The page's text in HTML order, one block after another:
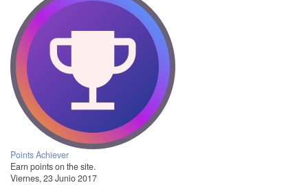
Points Achiever
Earn points on the site.
Viernes, 23 Junio 2017